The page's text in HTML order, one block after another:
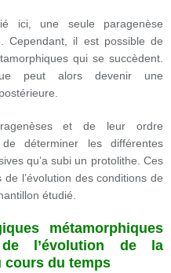
ici, une seule paragenèse
Cependant, il est possible de
qui se succèdent.
peut alors devenir une
et de leur ordre
déterminer les différentes
qu’a subi un protolithe. Ces
l’évolution des conditions de
étudié.
métamorphiques
l’évolution de la
cours du temps